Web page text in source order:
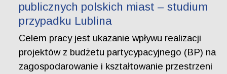
publicznych polskich miast – studium
przypadku Lublina
Celem pracy jest ukazanie wpływu realizacji
projektów z budżetu partycypacyjnego (BP) na
zagospodarowanie i kształtowanie przestrzeni